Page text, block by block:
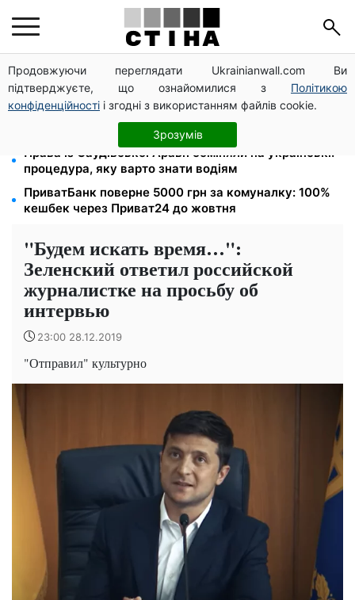
Продовжуючи переглядати Ukrainianwall.com Ви
підтверджуєте, що ознайомилися з Політикою
конфіденційності і згодні з використанням файлів cookie.
Зрозумів
Тарифи на воду злетіли до 91,24 грн/куб, газ може
сягнути 15 грн: комунальні ціни в серпні
Субсидії скасують, пільги на комуналку відкличуть:
ПФУ перевіряє доходи пенсіонерів у серпні
Права із Саудівської Аравії обміняли на українські:
процедура, яку варто знати водіям
ПриватБанк поверне 5000 грн за комуналку: 100%
кешбек через Приват24 до жовтня
"Будем искать время…":
Зеленский ответил российской
журналистке на просьбу об
интервью
23:00 28.12.2019
"Отправил" культурно